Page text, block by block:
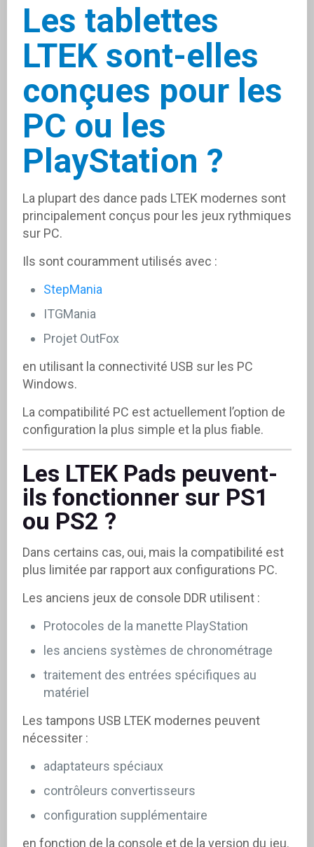
Les tablettes
LTEK sont-elles
conçues pour les
PC ou les
PlayStation ?
La plupart des dance pads LTEK modernes sont
principalement conçus pour les jeux rythmiques
sur PC.
Ils sont couramment utilisés avec :
StepMania
ITGMania
Projet OutFox
en utilisant la connectivité USB sur les PC
Windows.
La compatibilité PC est actuellement l’option de
configuration la plus simple et la plus fiable.
Les LTEK Pads peuvent-
ils fonctionner sur PS1
ou PS2 ?
Dans certains cas, oui, mais la compatibilité est
plus limitée par rapport aux configurations PC.
Les anciens jeux de console DDR utilisent :
Protocoles de la manette PlayStation
les anciens systèmes de chronométrage
traitement des entrées spécifiques au
matériel
Les tampons USB LTEK modernes peuvent
nécessiter :
adaptateurs spéciaux
contrôleurs convertisseurs
configuration supplémentaire
en fonction de la console et de la version du jeu.